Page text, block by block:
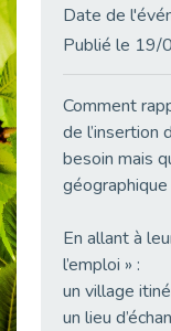
Publié le 30/05/2026
Publié le 21/05/2026
Publié le 12/05/2026
Date de
Publié le
Comment
de l’insertion
besoin mais
En allant à
l’emploi » :
un village
un lieu